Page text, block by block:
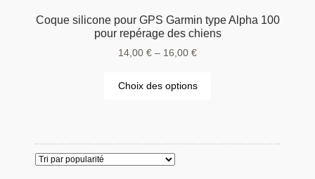
Coque silicone pour GPS Garmin type Alpha 100
pour repérage des chiens
14,00 € – 16,00 €
Choix des options